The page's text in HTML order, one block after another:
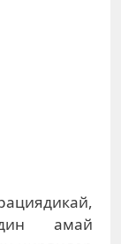
амай